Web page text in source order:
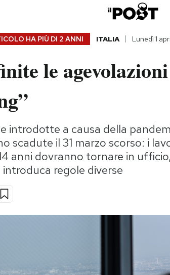
HA PIÙ DI 2 ANNI ITALIA Lunedì 1
le
introdotte a causa della
scadute il 31 marzo scorso: i
anni dovranno tornare in
regole diverse